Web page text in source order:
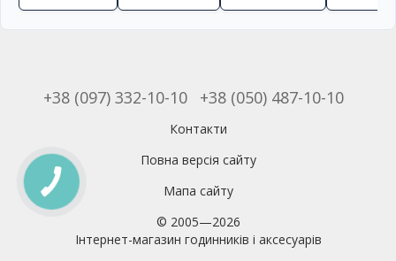
+38 (097) 332-10-10 +38 (050) 487-10-10
Контакти
Повна версія сайту
Мапа сайту
© 2005—2026
Інтернет-магазин годинників і аксесуарів